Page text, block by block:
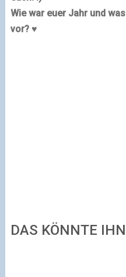
Wie war euer Jahr und
vor? ♥
DAS KÖNNTE